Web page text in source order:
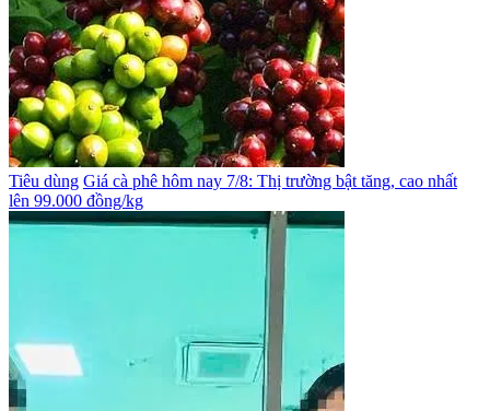
Tiêu dùng Giá cà phê hôm nay 7/8: Thị trường bật tăng, cao nhất
lên 99.000 đồng/kg